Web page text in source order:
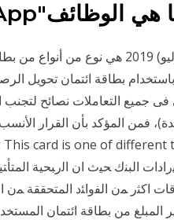
بطاقة ائتمان تحويل
فى جميع التعاملات نصائح
فمن المؤكد بأن القرار
اﻛﺜر ﻤن اﻟﻔواﺌد اﻟﻤﺘﺤﻘﻘﺔ
المبلغ من بطاقة ائتمان